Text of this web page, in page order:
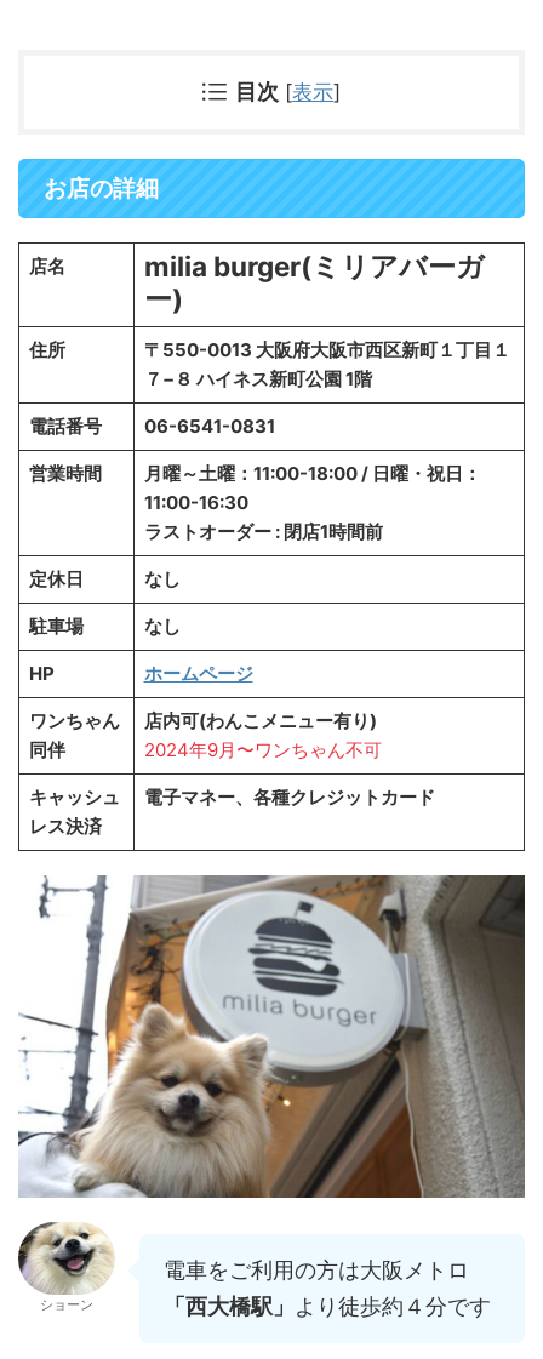
目次 [表示]
お店の詳細
店名
milia burger(ミリアバーガ
ー)
住所
〒550-0013 大阪府大阪市西区新町１丁目１
７−８ ハイネス新町公園 1階
電話番号 06-6541-0831
営業時間
月曜～土曜：11:00-18:00 / 日曜・祝日：
11:00-16:30
ラストオーダー : 閉店1時間前
定休日 なし
駐車場 なし
HP ホームページ
ワンちゃん
同伴
店内可(わんこメニュー有り)
2024年9月〜ワンちゃん不可
キャッシュ
レス決済
電子マネー、各種クレジットカード
ショーン
電車をご利用の方は大阪メトロ
「西大橋駅」 より徒歩約４分です